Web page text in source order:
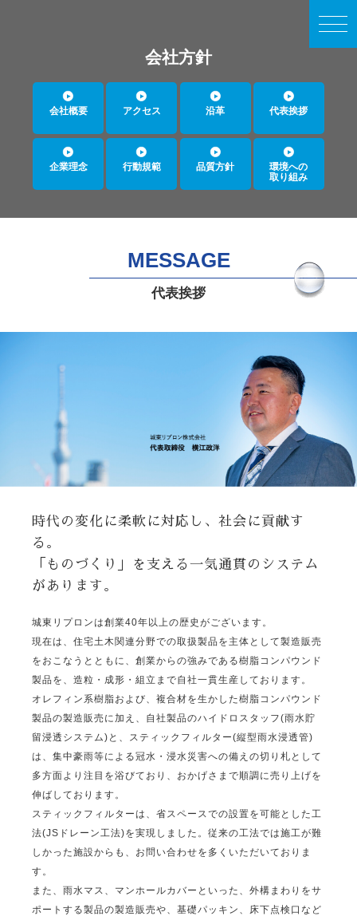
会社方針
会社概要 アクセス 沿革 代表挨拶
企業理念 行動規範 品質方針
環境への
取り組み
MESSAGE
代表挨拶
時代の変化に柔軟に対応し、社会に貢献す
る。
「ものづくり」を支える一気通貫のシステム
があります。
城東リプロンは創業40年以上の歴史がございます。
現在は、住宅土木関連分野での取扱製品を主体として製造販売
をおこなうとともに、創業からの強みである樹脂コンパウンド
製品を、造粒・成形・組立まで自社一貫生産しております。
オレフィン系樹脂および、複合材を生かした樹脂コンパウンド
製品の製造販売に加え、自社製品のハイドロスタッフ(雨水貯
留浸透システム)と、スティックフィルター(縦型雨水浸透管)
は、集中豪雨等による冠水・浸水災害への備えの切り札として
多方面より注目を浴びており、おかげさまで順調に売り上げを
伸ばしております。
スティックフィルターは、省スペースでの設置を可能とした工
法(JSドレーン工法)を実現しました。従来の工法では施工が難
しかった施設からも、お問い合わせを多くいただいておりま
す。
また、雨水マス、マンホールカバーといった、外構まわりをサ
ポートする製品の製造販売や、基礎パッキン、床下点検口など